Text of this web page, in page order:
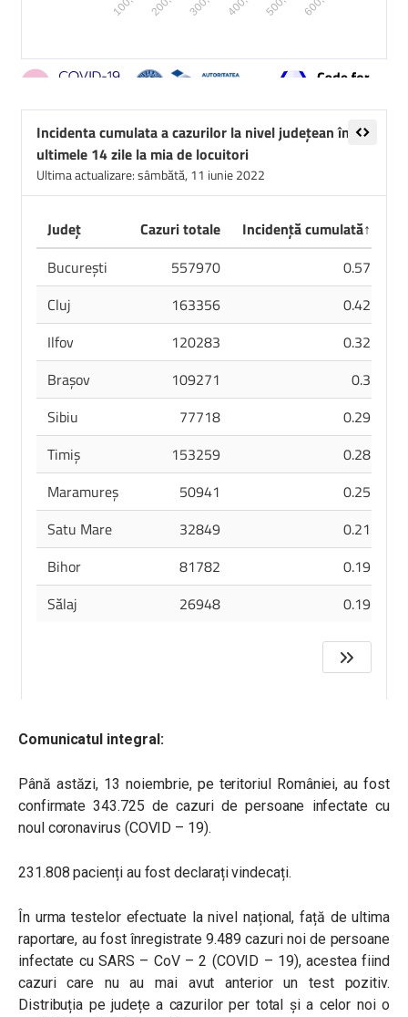
Comunicatul integral:
Până astăzi, 13 noiembrie, pe teritoriul României, au fost
confirmate 343.725 de cazuri de persoane infectate cu
noul coronavirus (COVID – 19).
231.808 pacienți au fost declarați vindecați.
În urma testelor efectuate la nivel național, față de ultima
raportare, au fost înregistrate 9.489 cazuri noi de persoane
infectate cu SARS – CoV – 2 (COVID – 19), acestea fiind
cazuri care nu au mai avut anterior un test pozitiv.
Distribuția pe județe a cazurilor per total și a celor noi o